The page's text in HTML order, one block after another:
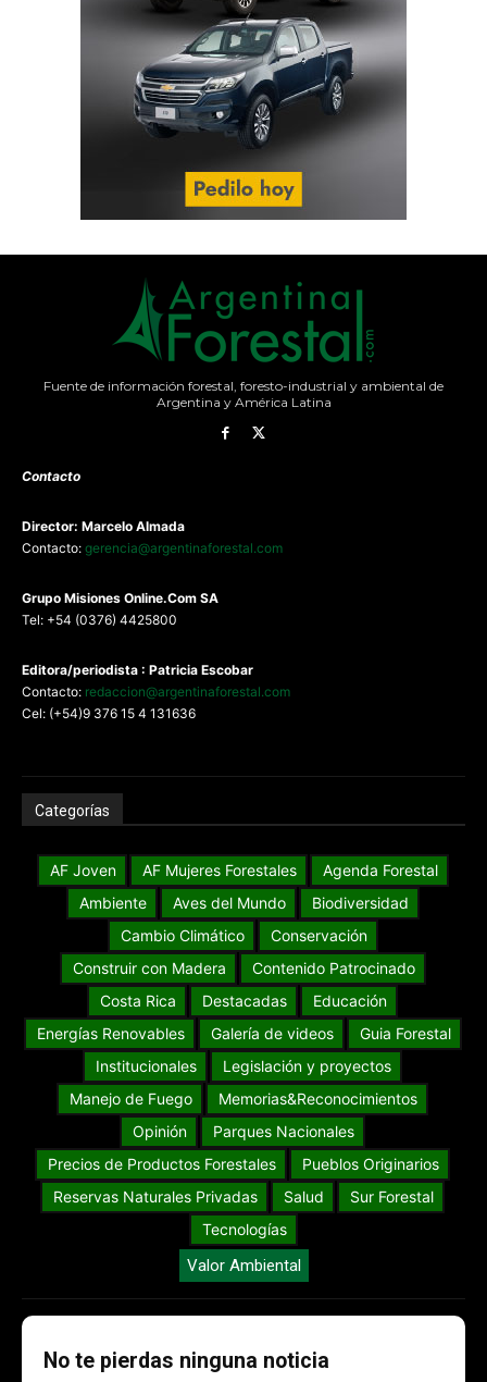
Fuente de información forestal, foresto-industrial y ambiental de
Argentina y América Latina
Contacto
Director: Marcelo Almada
Contacto: gerencia@argentinaforestal.com
Grupo Misiones Online.Com SA
Tel: +54 (0376) 4425800
Editora/periodista : Patricia Escobar
Contacto: redaccion@argentinaforestal.com
Cel: (+54)9 376 15 4 131636
Categorías
AF Joven AF Mujeres Forestales
Agenda Forestal
Ambiente
Aves del Mundo
Biodiversidad
Cambio Climático
Conservación
Construir con Madera
Contenido Patrocinado
Costa Rica
Destacadas
Educación
Energías Renovables
Galería de videos
Guia Forestal
Institucionales
Legislación y proyectos
Manejo de Fuego
Memorias&Reconocimientos
Opinión
Parques Nacionales
Precios de Productos Forestales
Pueblos Originarios
Reservas Naturales Privadas
Salud
Sur Forestal
Tecnologías
Valor Ambiental
No te pierdas ninguna noticia